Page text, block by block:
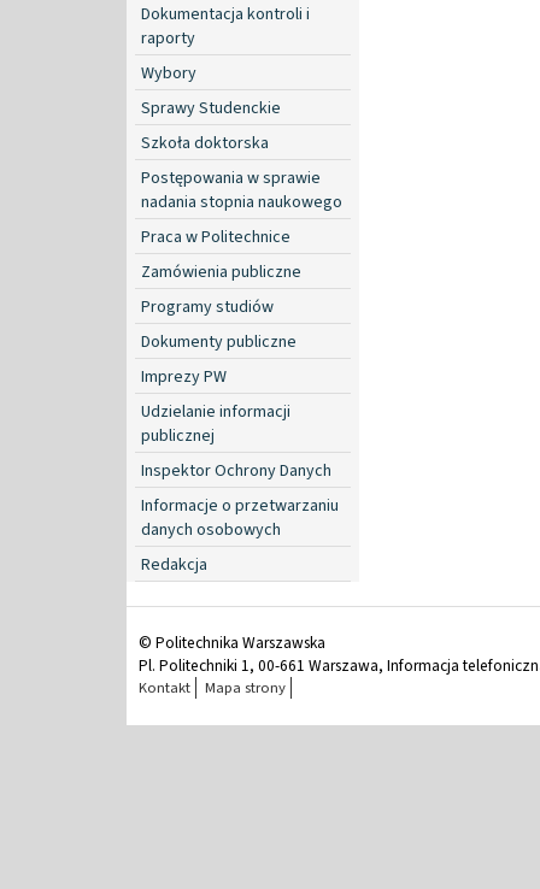
Dokumentacja kontroli i
raporty
Wybory
Sprawy Studenckie
Szkoła doktorska
Postępowania w sprawie
nadania stopnia naukowego
Praca w Politechnice
Zamówienia publiczne
Programy studiów
Dokumenty publiczne
Imprezy PW
Udzielanie informacji
publicznej
Inspektor Ochrony Danych
Informacje o przetwarzaniu
danych osobowych
Redakcja
© Politechnika Warszawska
Pl. Politechniki 1, 00-661 Warszawa, Informacja
Kontakt Mapa strony